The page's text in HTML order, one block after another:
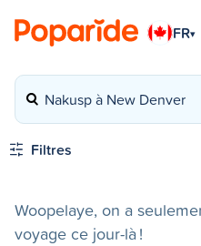
FR▾
Nakusp à New Denver
Filtres
Woopelaye, on a
voyage ce jour-là !